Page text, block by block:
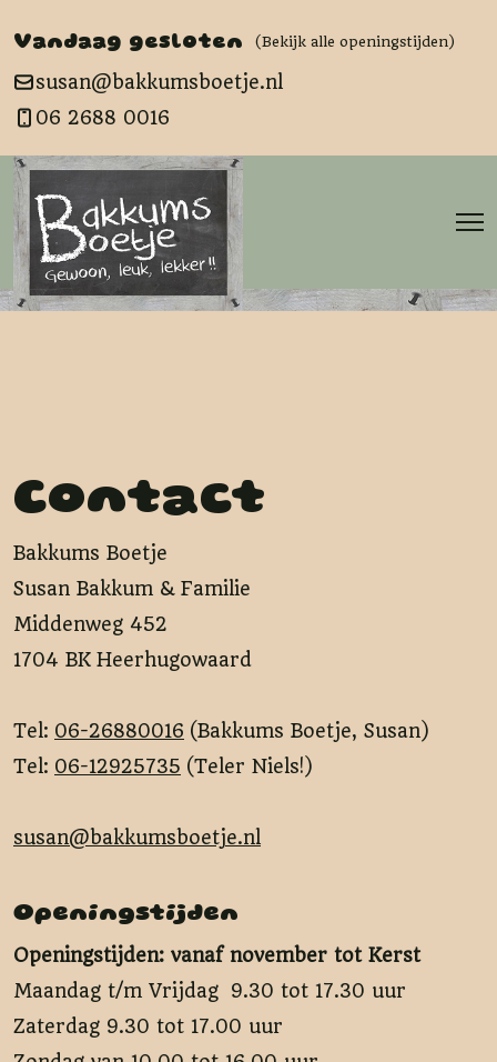
Vandaag gesloten (Bekijk alle openingstijden)
susan@bakkumsboetje.nl
06 2688 0016
Contact
Bakkums Boetje
Susan Bakkum & Familie
Middenweg 452
1704 BK Heerhugowaard
Tel: 06-26880016 (Bakkums Boetje, Susan)
Tel: 06-12925735 (Teler Niels!)
susan@bakkumsboetje.nl
Openingstijden
Openingstijden: vanaf november tot Kerst
Maandag t/m Vrijdag 9.30 tot 17.30 uur
Zaterdag 9.30 tot 17.00 uur